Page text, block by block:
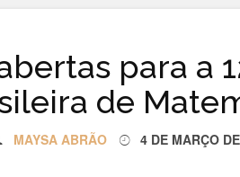
para a
de
MAYSA ABRÃO 4 DE MARÇO